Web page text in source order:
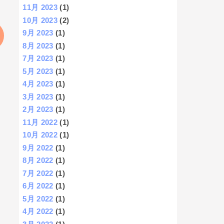
11月 2023 (1)
10月 2023 (2)
9月 2023 (1)
8月 2023 (1)
7月 2023 (1)
5月 2023 (1)
4月 2023 (1)
3月 2023 (1)
2月 2023 (1)
11月 2022 (1)
10月 2022 (1)
9月 2022 (1)
8月 2022 (1)
7月 2022 (1)
6月 2022 (1)
5月 2022 (1)
4月 2022 (1)